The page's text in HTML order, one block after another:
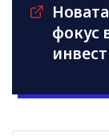
фокус